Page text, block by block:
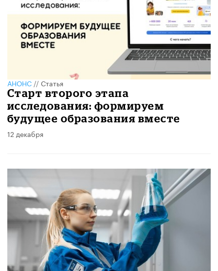
АНОНС//Статья
Старт второго этапа
исследования: формируем
будущее образования вместе
12 декабря